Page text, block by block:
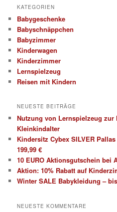
h
n
KATEGORIEN
Babygeschenke
Babyschnäppchen
Babyzimmer
Kinderwagen
Kinderzimmer
Lernspielzeug
Reisen mit Kindern
NEUESTE BEITRÄGE
Nutzung von Lernspielzeug
Kleinkindalter
Kindersitz Cybex SILVER
199,99 €
10 EURO Aktionsgutschein bei
Aktion: 10% Rabatt auf
Winter SALE Babykleidung –
NEUESTE KOMMENTARE